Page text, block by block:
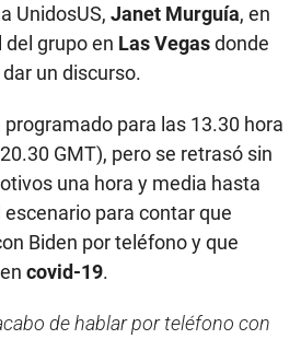
UnidosUS, Janet Murguía, en
grupo en Las Vegasdonde
un discurso.
para las 13.30 hora
GMT), pero se retrasó sin
una hora y media hasta
para contar que
Biden por teléfono y que
covid-19.
de hablar por teléfono con